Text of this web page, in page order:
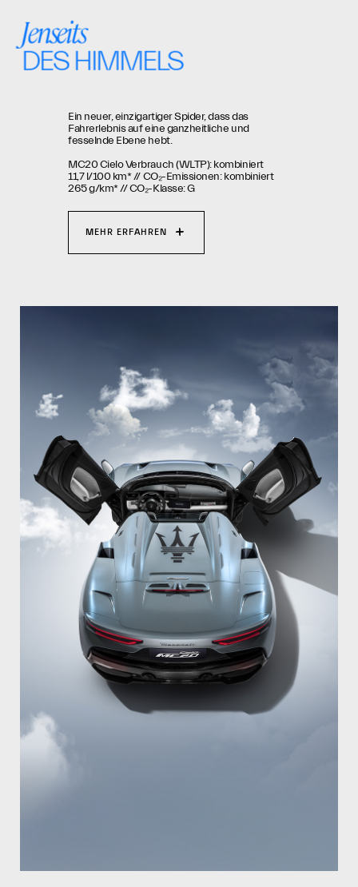
Jenseits
DES HIMMELS
Ein neuer, einzigartiger Spider, dass das
Fahrerlebnis auf eine ganzheitliche und
fesselnde Ebene hebt.
MC20 Cielo Verbrauch (WLTP): kombiniert
11,7 l/100 km* // CO₂-Emissionen: kombiniert
265 g/km* // CO₂-Klasse: G
MEHR ERFAHREN